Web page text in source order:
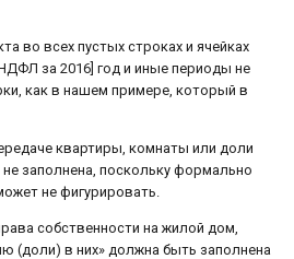
во всех пустых строках и ячейках
за 2016] год и иные периоды не
как в нашем примере, который в
квартиры, комнаты или доли
заполнена, поскольку формально
не фигурировать.
собственности на жилой дом,
(доли) в них» должна быть заполнена